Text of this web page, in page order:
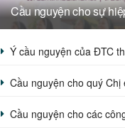
Cầu nguyện cho sự
Ý cầu nguyện của ĐTC
Cầu nguyện cho quý
Cầu nguyện cho các